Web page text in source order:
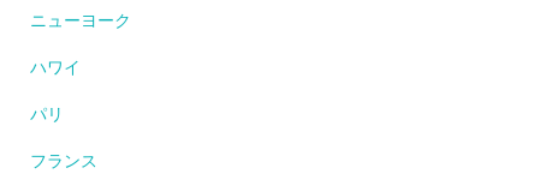
ニューヨーク
ハワイ
パリ
フランス